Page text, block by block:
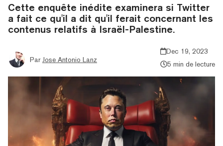
Cette enquête inédite examinera si Twitter
a fait ce qu'il a dit qu'il ferait concernant les
contenus relatifs à Israël-Palestine.
Par Jose Antonio Lanz
Dec 19, 2023
5 min de lecture